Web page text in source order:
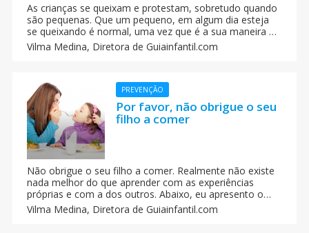
As crianças se queixam e protestam, sobretudo quando
são pequenas. Que um pequeno, em algum dia esteja
se queixando é normal, uma vez que é a sua maneira de
dizer que não está de acordo com o que você está
dizendo. O problema é que se os pais não param com
Vilma Medina, Diretora de Guiainfantil.com
PREVENÇÃO
Por favor, não obrigue o seu
filho a comer
Não obrigue o seu filho a comer. Realmente não existe
nada melhor do que aprender com as experiências
próprias e com a dos outros. Abaixo, eu apresento o
comentário que uma mãe fez na nossa página: ‘Minha
filha de 9 anos se nega a comer’. O testemunho de uma
Vilma Medina, Diretora de Guiainfantil.com